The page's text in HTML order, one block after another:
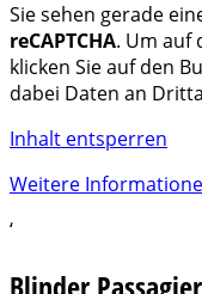
Sie sehen gerade
reCAPTCHA. Um auf
klicken Sie auf den
dabei Daten an
Inhalt entsperren
Weitere
‘